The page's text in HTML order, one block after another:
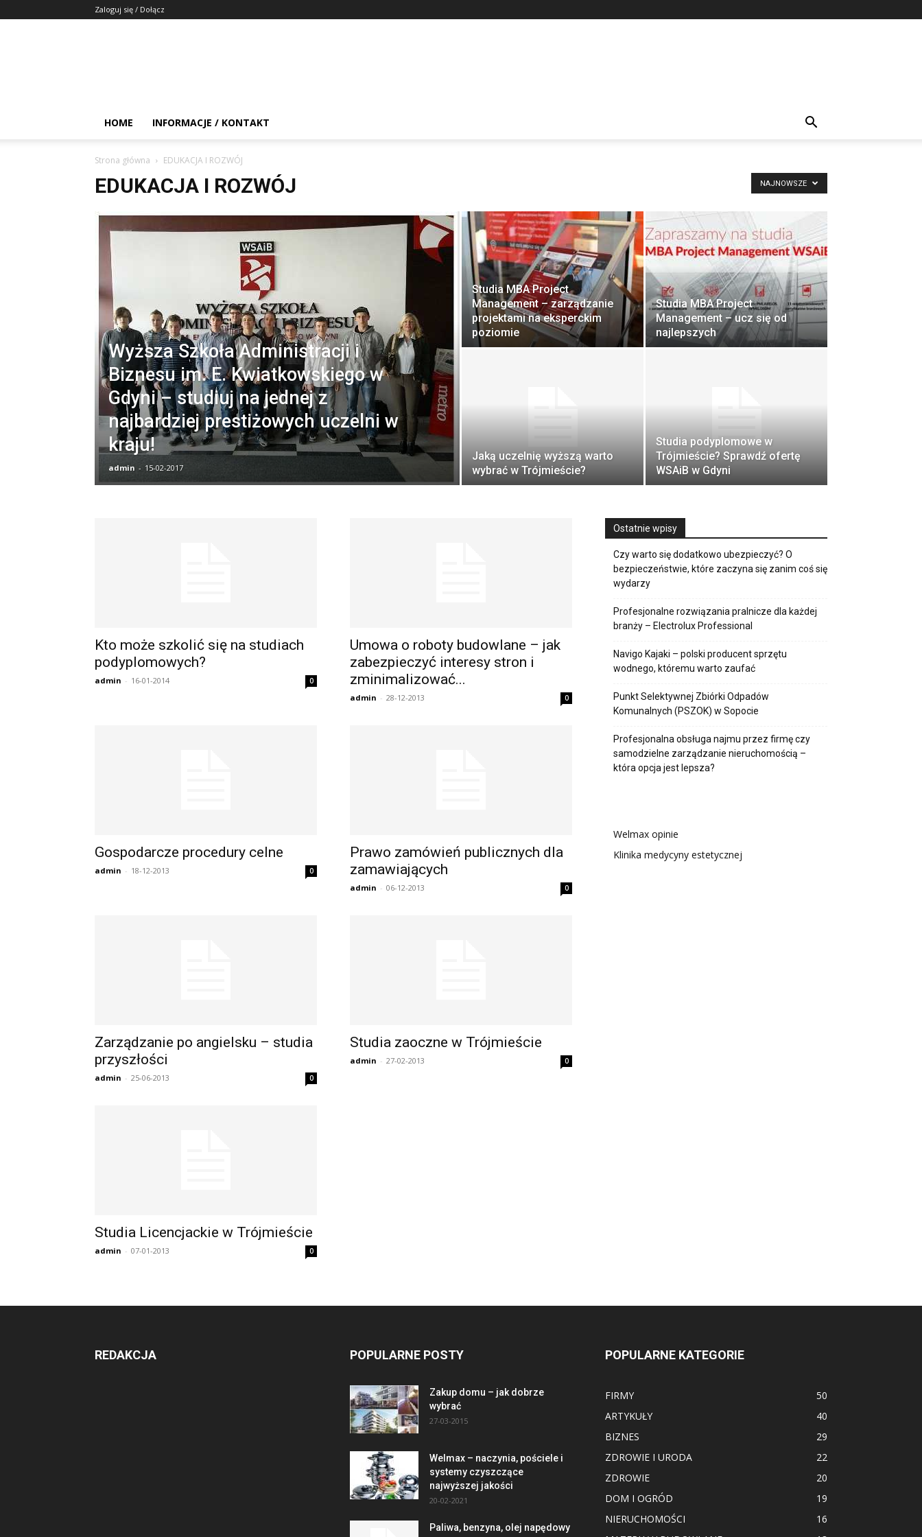
Zaloguj się / Dołącz
HOME INFORMACJE / KONTAKT
Strona główna EDUKACJA I ROZWÓJ
EDUKACJA I ROZWÓJ NAJNOWSZE
Wyższa Szkoła Administracji i
Biznesu im. E. Kwiatkowskiego w
Gdyni – studiuj na jednej z
najbardziej prestiżowych uczelni w
kraju!
admin - 15-02-2017
Studia MBA Project
Management – zarządzanie
projektami na eksperckim
poziomie
Studia MBA Project
Management – ucz się od
najlepszych
Jaką uczelnię wyższą warto
wybrać w Trójmieście?
Studia podyplomowe w
Trójmieście? Sprawdź ofertę
WSAiB w Gdyni
Kto może szkolić się na studiach
podyplomowych?
admin - 16-01-2014 0
Umowa o roboty budowlane – jak
zabezpieczyć interesy stron i
zminimalizować...
admin - 28-12-2013 0
Gospodarcze procedury celne
admin - 18-12-2013 0
Prawo zamówień publicznych dla
zamawiających
admin - 06-12-2013 0
Zarządzanie po angielsku – studia
przyszłości
admin - 25-06-2013 0
Studia zaoczne w Trójmieście
admin - 27-02-2013 0
Studia Licencjackie w Trójmieście
admin - 07-01-2013 0
Ostatnie wpisy
Czy warto się dodatkowo ubezpieczyć? O
bezpieczeństwie, które zaczyna się zanim coś się
wydarzy
Profesjonalne rozwiązania pralnicze dla każdej
branży – Electrolux Professional
Navigo Kajaki – polski producent sprzętu
wodnego, któremu warto zaufać
Punkt Selektywnej Zbiórki Odpadów
Komunalnych (PSZOK) w Sopocie
Profesjonalna obsługa najmu przez firmę czy
samodzielne zarządzanie nieruchomością –
która opcja jest lepsza?
Welmax opinie
Klinika medycyny estetycznej
REDAKCJA POPULARNE POSTY
Zakup domu – jak dobrze
wybrać
27-03-2015
Welmax – naczynia, pościele i
systemy czyszczące
najwyższej jakości
20-02-2021
Paliwa, benzyna, olej napędowy
POPULARNE KATEGORIE
FIRMY
50
ARTYKUŁY
40
BIZNES
29
ZDROWIE I URODA
22
ZDROWIE
20
DOM I OGRÓD
19
NIERUCHOMOŚCI
16